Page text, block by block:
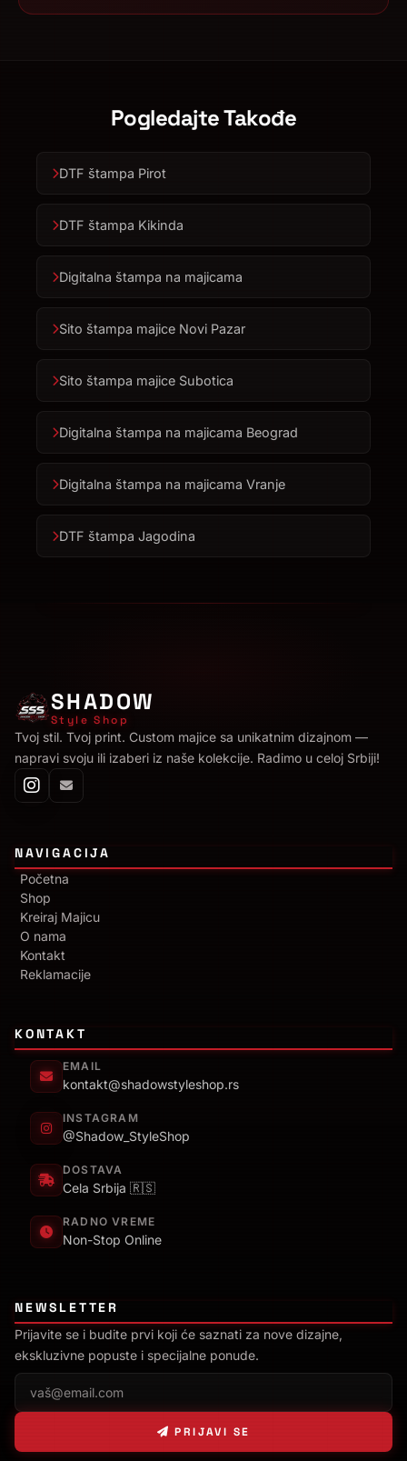
Pogledajte Takođe
DTF štampa Pirot
DTF štampa Kikinda
Digitalna štampa na majicama
Sito štampa majice Novi Pazar
Sito štampa majice Subotica
Digitalna štampa na majicama Beograd
Digitalna štampa na majicama Vranje
DTF štampa Jagodina
SHADOW
Style Shop
Tvoj stil. Tvoj print. Custom majice sa unikatnim dizajnom —
napravi svoju ili izaberi iz naše kolekcije. Radimo u celoj Srbiji!
NAVIGACIJA
Početna
Shop
Kreiraj Majicu
O nama
Kontakt
Reklamacije
KONTAKT
EMAIL
kontakt@shadowstyleshop.rs
INSTAGRAM
@Shadow_StyleShop
DOSTAVA
Cela Srbija 🇷🇸
RADNO VREME
Non-Stop Online
NEWSLETTER
Prijavite se i budite prvi koji će saznati za nove dizajne,
ekskluzivne popuste i specijalne ponude.
PRIJAVI SE